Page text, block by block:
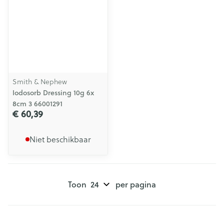
Smith & Nephew
Iodosorb Dressing 10g 6x
8cm 3 66001291
€ 60,39
Niet beschikbaar
Toon per pagina